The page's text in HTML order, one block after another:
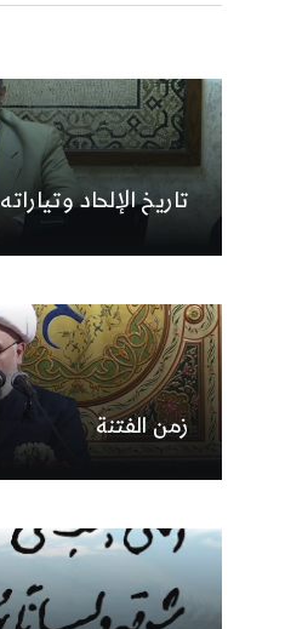
تاريخ الإلحاد وتياراته
زمن الفتنة